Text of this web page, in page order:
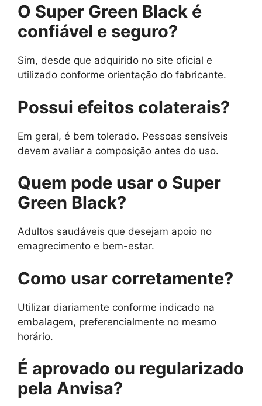
O Super Green Black é
confiável e seguro?
Sim, desde que adquirido no site oficial e
utilizado conforme orientação do fabricante.
Possui efeitos colaterais?
Em geral, é bem tolerado. Pessoas sensíveis
devem avaliar a composição antes do uso.
Quem pode usar o Super
Green Black?
Adultos saudáveis que desejam apoio no
emagrecimento e bem-estar.
Como usar corretamente?
Utilizar diariamente conforme indicado na
embalagem, preferencialmente no mesmo
horário.
É aprovado ou regularizado
pela Anvisa?